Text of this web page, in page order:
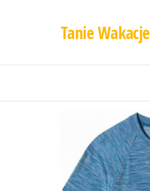
Tanie Wakacje